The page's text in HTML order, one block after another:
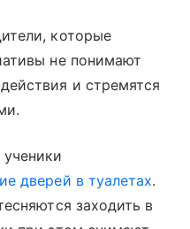
которые
не понимают
и стремятся
дверей в туалетах.
заходить в